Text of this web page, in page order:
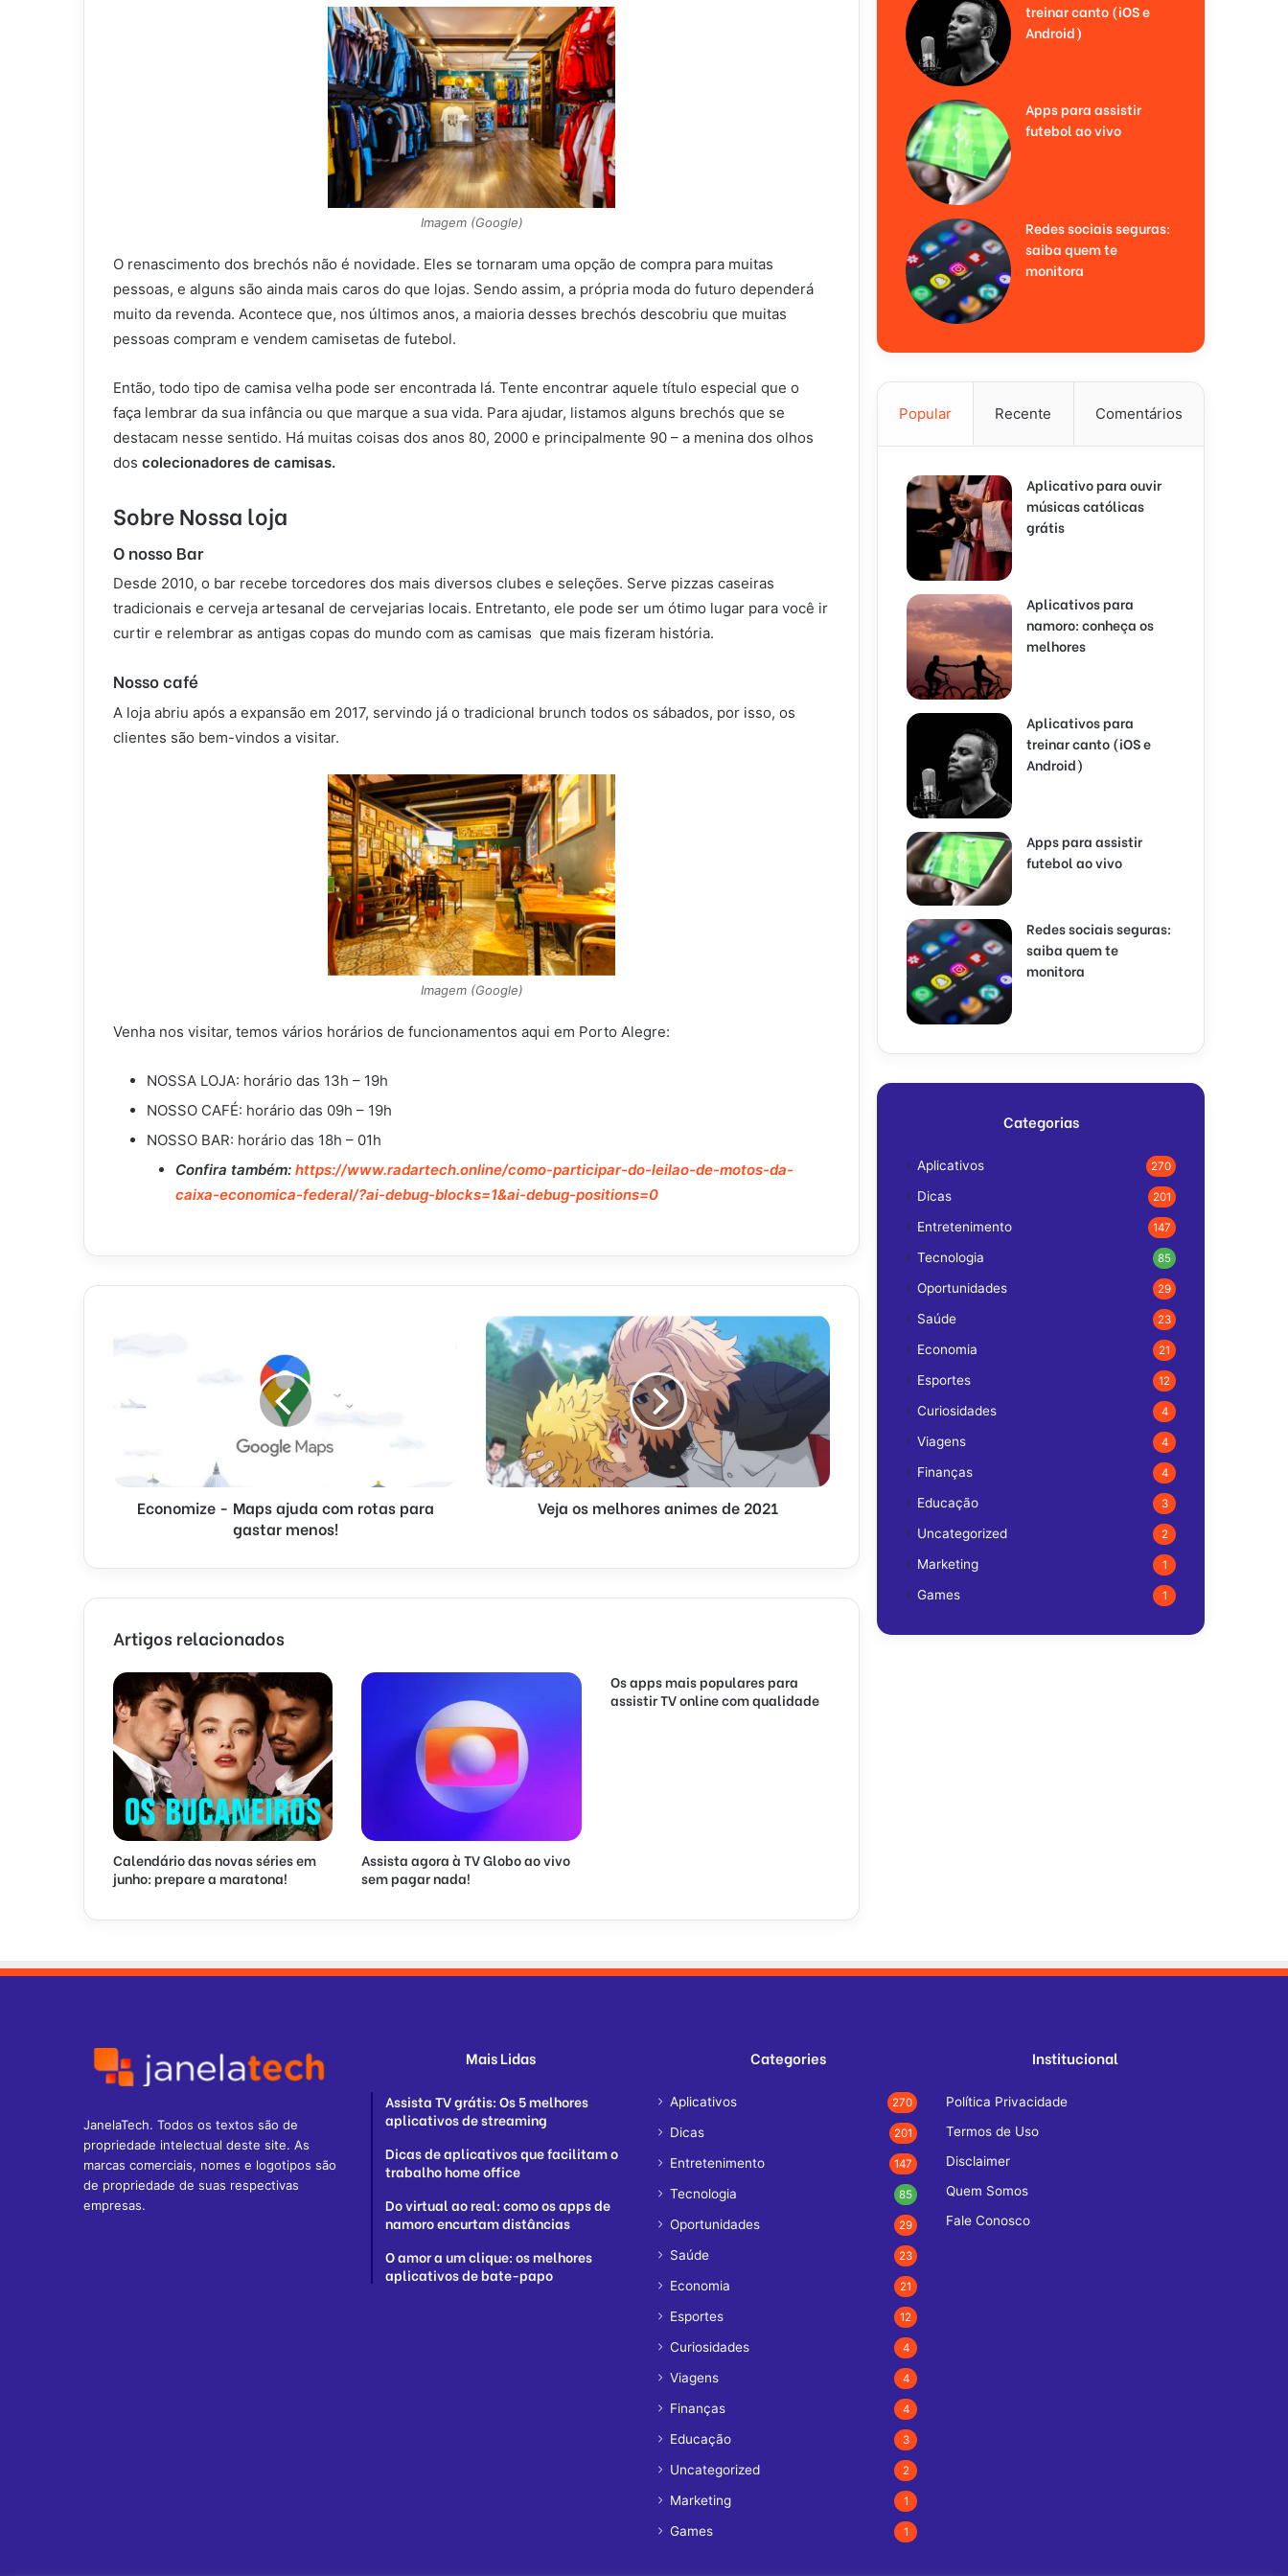
Imagem (Google)
O renascimento dos brechós não é novidade. Eles se tornaram uma opção de compra para muitas
pessoas, e alguns são ainda mais caros do que lojas. Sendo assim, a própria moda do futuro dependerá
muito da revenda. Acontece que, nos últimos anos, a maioria desses brechós descobriu que muitas
pessoas compram e vendem camisetas de futebol.
Então, todo tipo de camisa velha pode ser encontrada lá. Tente encontrar aquele título especial que o
faça lembrar da sua infância ou que marque a sua vida. Para ajudar, listamos alguns brechós que se
destacam nesse sentido. Há muitas coisas dos anos 80, 2000 e principalmente 90 – a menina dos olhos
dos colecionadores de camisas.
Sobre Nossa loja
O nosso Bar
Desde 2010, o bar recebe torcedores dos mais diversos clubes e seleções. Serve pizzas caseiras
tradicionais e cerveja artesanal de cervejarias locais. Entretanto, ele pode ser um ótimo lugar para você ir
curtir e relembrar as antigas copas do mundo com as camisas que mais fizeram história.
Nosso café
A loja abriu após a expansão em 2017, servindo já o tradicional brunch todos os sábados, por isso, os
clientes são bem-vindos a visitar.
Imagem (Google)
Venha nos visitar, temos vários horários de funcionamentos aqui em Porto Alegre:
NOSSA LOJA: horário das 13h – 19h
NOSSO CAFÉ: horário das 09h – 19h
NOSSO BAR: horário das 18h – 01h
Confira também: https://www.radartech.online/como-participar-do-leilao-de-motos-da-
caixa-economica-federal/?ai-debug-blocks=1&ai-debug-positions=0
Economize - Maps ajuda com rotas para
gastar menos!
Veja os melhores animes de 2021
Artigos relacionados
Calendário das novas séries em
junho: prepare a maratona!
Assista agora à TV Globo ao vivo
sem pagar nada!
Os apps mais populares para
assistir TV online com qualidade
treinar canto (iOS e
Android)
Apps para assistir
futebol ao vivo
Redes sociais seguras:
saiba quem te
monitora
Popular Recente Comentários
Aplicativo para ouvir
músicas católicas
grátis
Aplicativos para
namoro: conheça os
melhores
Aplicativos para
treinar canto (iOS e
Android)
Apps para assistir
futebol ao vivo
Redes sociais seguras:
saiba quem te
monitora
Categorias
Aplicativos 270
Dicas 201
Entretenimento 147
Tecnologia 85
Oportunidades 29
Saúde 23
Economia 21
Esportes 12
Curiosidades 4
Viagens 4
Finanças 4
Educação 3
Uncategorized 2
Marketing 1
Games 1
JanelaTech. Todos os textos são de
propriedade intelectual deste site. As
marcas comerciais, nomes e logotipos são
de propriedade de suas respectivas
empresas.
Mais Lidas
Assista TV grátis: Os 5 melhores
aplicativos de streaming
Dicas de aplicativos que facilitam o
trabalho home office
Do virtual ao real: como os apps de
namoro encurtam distâncias
O amor a um clique: os melhores
aplicativos de bate-papo
Categories
Aplicativos 270
Dicas 201
Entretenimento 147
Tecnologia 85
Oportunidades 29
Saúde 23
Economia 21
Esportes 12
Curiosidades 4
Viagens 4
Finanças 4
Educação 3
Uncategorized 2
Marketing 1
Games 1
Institucional
Política Privacidade
Termos de Uso
Disclaimer
Quem Somos
Fale Conosco